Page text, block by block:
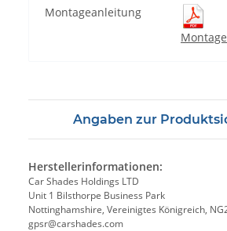
Montageanleitung
Angaben zur
Herstellerinformationen:
Car Shades Holdings LTD
Unit 1 Bilsthorpe Business Park
Nottinghamshire, Vereinigtes Königreich,
gpsr@carshades.com